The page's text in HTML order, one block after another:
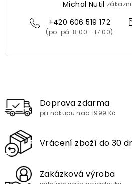
Michal Nutil
+420 606 519 172
Doprava zdarma
při nákupu nad 1999 Kč
Vrácení zboží do 30
Zakázková výroba